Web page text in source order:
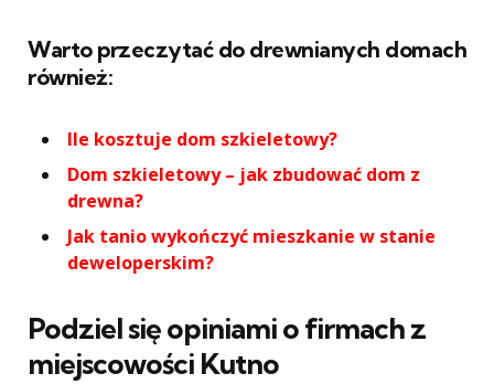
Warto przeczytać do drewnianych domach
również:
Ile kosztuje dom szkieletowy?
Dom szkieletowy – jak zbudować dom z
drewna?
Jak tanio wykończyć mieszkanie w stanie
deweloperskim?
Podziel się opiniami o firmach z
miejscowości Kutno